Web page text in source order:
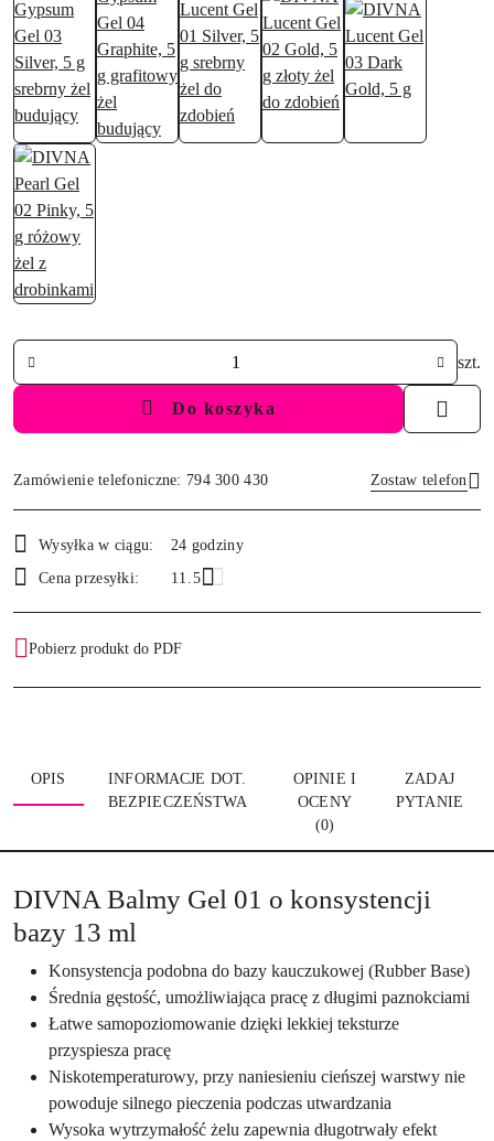
szt.
Do koszyka
Zamówienie telefoniczne: 794 300 430 Zostaw telefon
i
dostawa
Wysyłka w ciągu:
24 godziny
Cena przesyłki:
11.5
Pobierz produkt do PDF
OPIS
INFORMACJE DOT.
BEZPIECZEŃSTWA
OPINIE I
OCENY
(0)
ZADAJ
PYTANIE
DIVNA Balmy Gel 01 o konsystencji
bazy 13 ml
Konsystencja podobna do bazy kauczukowej (Rubber Base)
Średnia gęstość, umożliwiająca pracę z długimi paznokciami
Łatwe samopoziomowanie dzięki lekkiej teksturze
przyspiesza pracę
Niskotemperaturowy, przy naniesieniu cieńszej warstwy nie
powoduje silnego pieczenia podczas utwardzania
Wysoka wytrzymałość żelu zapewnia długotrwały efekt